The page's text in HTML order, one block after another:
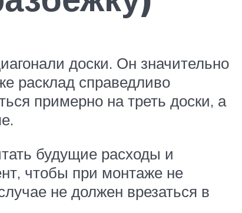
доски. Он значительно
расклад справедливо
примерно на треть доски, а
будущие расходы и
чтобы при монтаже не
не должен врезаться в